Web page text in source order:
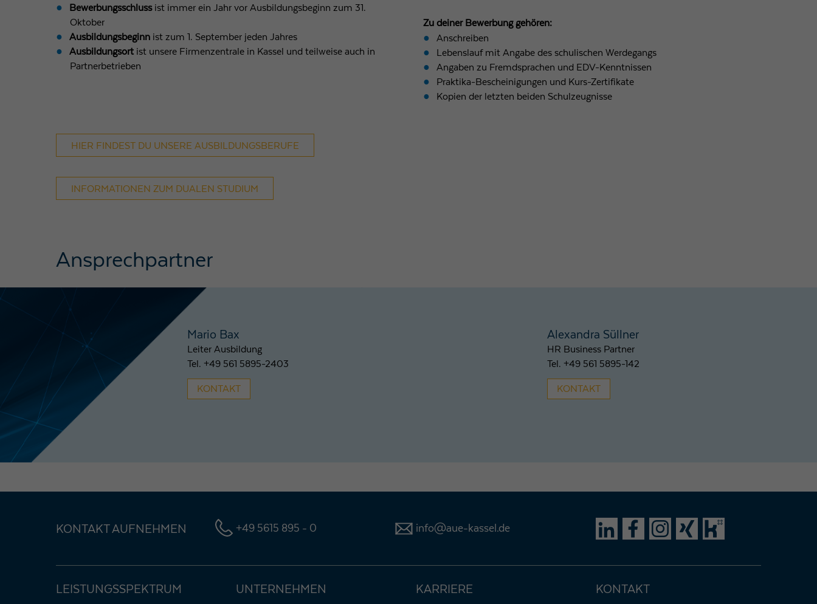
Bewerbungsschlussist immer ein Jahr vor Ausbildungsbeginn zum 31.
Oktober
Ausbildungsbeginn ist zum 1. September jeden Jahres
Ausbildungsort ist unsere Firmenzentrale in Kassel und teilweise auch in
Partnerbetrieben
Zu deiner Bewerbung gehören:
Anschreiben
Lebenslauf mit Angabe des schulischen Werdegangs
Angaben zu Fremdsprachen und EDV-Kenntnissen
Praktika-Bescheinigungen und Kurs-Zertifikate
Kopien der letzten beiden Schulzeugnisse
HIER FINDEST DU UNSERE AUSBILDUNGSBERUFE
INFORMATIONEN ZUM DUALEN STUDIUM
Ansprechpartner
Mario Bax
Leiter Ausbildung
Tel. +49 561 5895-2403
KONTAKT
Alexandra Süllner
HR Business Partner
Tel. +49 561 5895-142
KONTAKT
KONTAKT AUFNEHMEN +49 5615 895 - 0 info@aue-kassel.de
LEISTUNGSSPEKTRUM UNTERNEHMEN KARRIERE KONTAKT